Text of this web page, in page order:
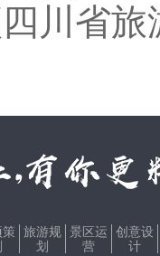
川省
旅游规
划
景区运
营
创意设
计